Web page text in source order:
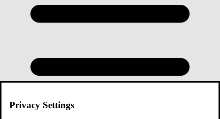
Privacy Settings